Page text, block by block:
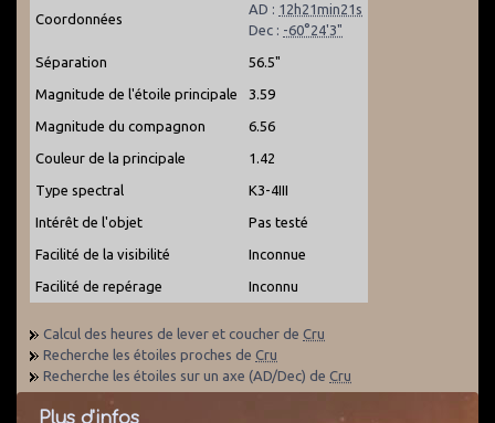
Coordonnées
AD : 12h21min21s
Dec : -60°24'3"
Séparation 56.5"
Magnitude de l'étoile principale 3.59
Magnitude du compagnon 6.56
Couleur de la principale 1.42
Type spectral K3-4III
Intérêt de l'objet Pas testé
Facilité de la visibilité Inconnue
Facilité de repérage Inconnu
Calcul des heures de lever et coucher de Cru
Recherche les étoiles proches de Cru
Recherche les étoiles sur un axe (AD/Dec) de Cru
Plus d'infos